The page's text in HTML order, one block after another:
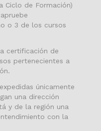
Ciclo de Formación)
o 3 de los cursos
certificación de
pertenecientes a
únicamente
una dirección
y de la región una
con la